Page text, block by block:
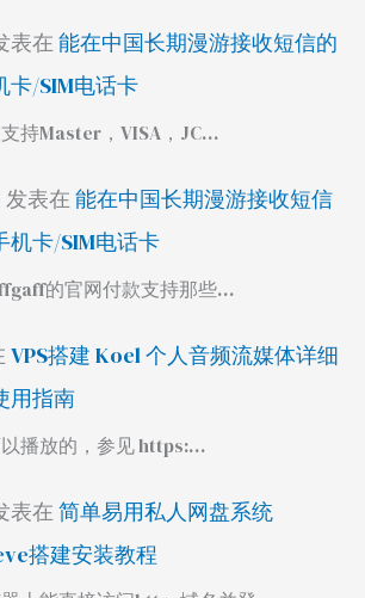
表在能在中国长期漫游接收短信的
卡/SIM电话卡
持Master，VISA，JC…
发表在能在中国长期漫游接收短信
机卡/SIM电话卡
的官网付款支持那些…
VPS搭建 Koel 个人音频流媒体详细
用指南
播放的，参见 https:…
表在 简单易用私人网盘系统
搭建安装教程